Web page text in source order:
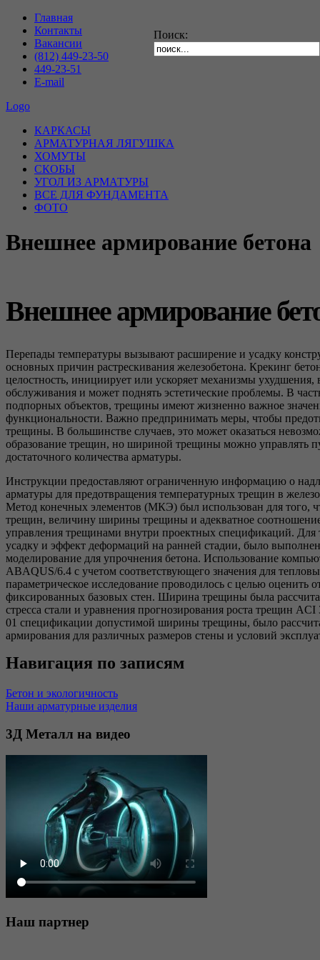
Главная
Контакты
Вакансии
(812) 449-23-50
449-23-51
E-mail
Logo
КАРКАСЫ
АРМАТУРНАЯ ЛЯГУШКА
ХОМУТЫ
СКОБЫ
УГОЛ ИЗ АРМАТУРЫ
ВСЕ ДЛЯ ФУНДАМЕНТА
ФОТО
Внешнее армирование бетона
Поиск:
Внешнее армирование
Перепады температуры вызывают расширение и усадку
основных причин растрескивания железобетона. Крекинг
целостность, инициирует или ускоряет механизмы
обслуживания и может поднять эстетические проблемы. В
подпорных объектов, трещины имеют жизненно важное
функциональности. Важно предпринимать меры, чтобы
трещины. В большинстве случаев, это может оказаться
образование трещин, но шириной трещины можно управлять
достаточного количества арматуры.
Инструкции предоставляют ограниченную информацию о
арматуры для предотвращения температурных трещин в
Метод конечных элементов (МКЭ) был использован для того,
трещин, величину ширины трещины и адекватное
управления трещинами внутри проектных спецификаций. Для
усадку и эффект деформаций на ранней стадии, было
моделирование для упрочнения бетона. Использование
ABAQUS/6.4 с учетом соответствующего значения для
параметрическое исследование проводилось с целью оценить
фиксированных базовых стен. Ширина трещины была
стресса стали и уравнения прогнозирования роста трещин
01 спецификации допустимой ширины трещины, было
армирования для различных размеров стены и условий
Навигация по записям
Бетон и экологичность
Наши арматурные изделия
3Д Металл на видео
Наш партнер